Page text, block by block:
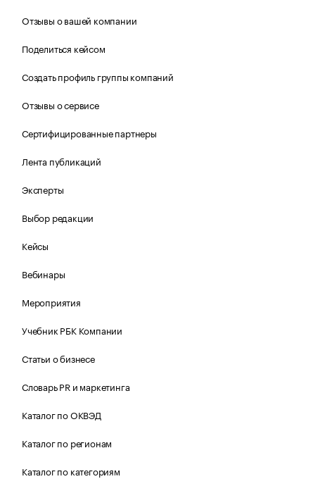
Отзывы о вашей компании
Поделиться кейсом
Создать профиль группы компаний
Отзывы о сервисе
Сертифицированные партнеры
Лента публикаций
Эксперты
Выбор редакции
Кейсы
Вебинары
Мероприятия
Учебник РБК Компании
Статьи о бизнесе
Словарь PR и маркетинга
Каталог по ОКВЭД
Каталог по регионам
Каталог по категориям